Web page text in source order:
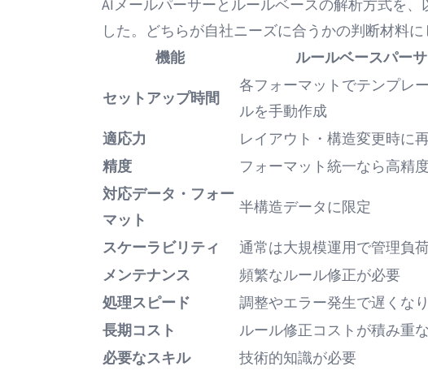
AIメールパーサーとルールベースの解析方式を、
した。どちらが自社ニーズに合うかの判断材料に
機能
ルールベースパー
セットアップ時間
各フォーマットでテンプレ
ルを手動作成
適応力
レイアウト・構造変更時に
精度
フォーマット統一なら高精度
対応データ・フォー
マット
半構造データに限定
スケーラビリティ
通常は大規模運用で管理負
メンテナンス
頻繁なルール修正が必要
処理スピード
調整やエラー発生で遅くな
長期コスト
ルール修正コストが積み重
必要なスキル
技術的知識が必要